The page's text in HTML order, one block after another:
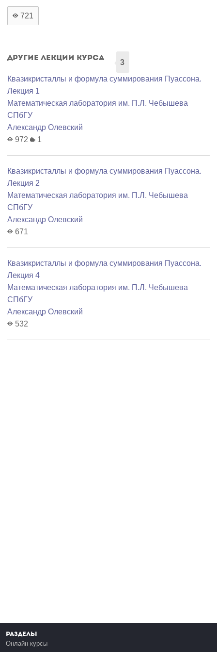
721
Другие лекции курса
3
Квазикристаллы и формула суммирования Пуассона.
Лекция 1
Математичеcкая лаборатория им. П.Л. Чебышева
СПбГУ
Александр Олевский
972
1
Квазикристаллы и формула суммирования Пуассона.
Лекция 2
Математичеcкая лаборатория им. П.Л. Чебышева
СПбГУ
Александр Олевский
671
Квазикристаллы и формула суммирования Пуассона.
Лекция 4
Математичеcкая лаборатория им. П.Л. Чебышева
СПбГУ
Александр Олевский
532
Разделы
Онлайн-курсы